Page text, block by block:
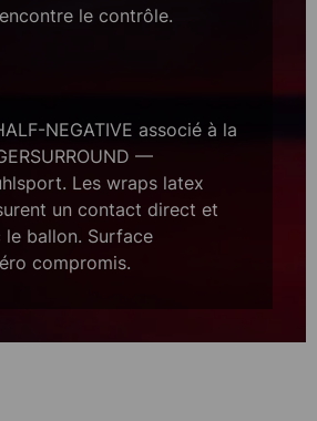
le contrôle.
NEGATIVE associé à la
—
Les wraps latex
un contact direct et
le ballon. Surface
compromis.